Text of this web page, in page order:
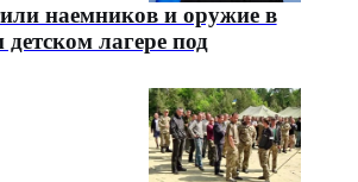
наемников и оружие в
лагере под